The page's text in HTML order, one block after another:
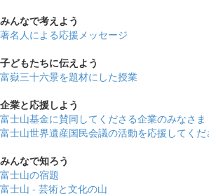
みんなで考えよう
著名人による応援メッセージ
子どもたちに伝えよう
富嶽三十六景を題材にした授業
企業と応援しよう
富士山基金に賛同してくださる企業のみなさま
富士山世界遺産国民会議の活動を応援してくだ
みんなで知ろう
富士山の宿題
富士山 - 芸術と文化の山